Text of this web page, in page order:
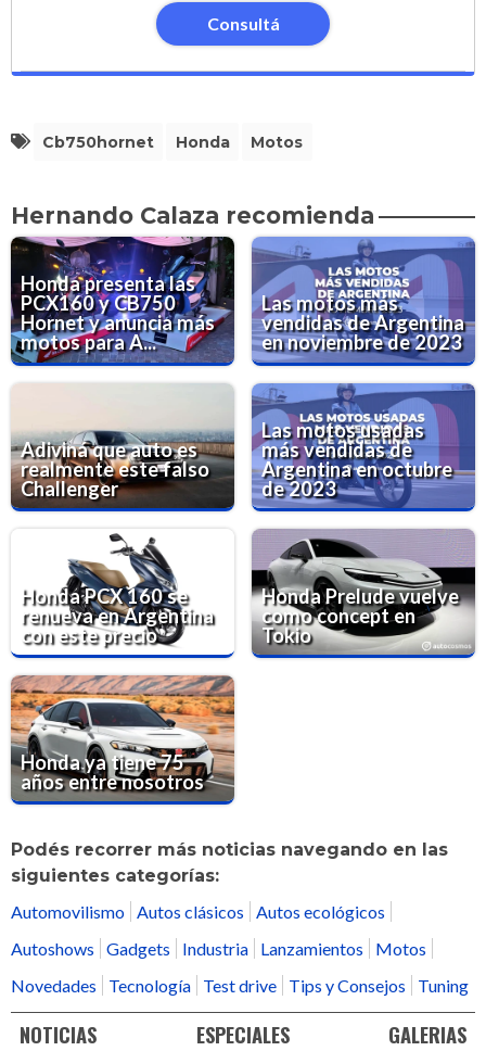
Consultá
Cb750hornet Honda Motos
Hernando Calaza recomienda
Honda presenta las
PCX160 y CB750
Hornet y anuncia más
motos para A...
Las motos más
vendidas de Argentina
en noviembre de 2023
Adiviná que auto es
realmente este falso
Challenger
Las motos usadas
más vendidas de
Argentina en octubre
de 2023
Honda PCX 160 se
renueva en Argentina
con este precio
Honda Prelude vuelve
como concept en
Tokio
Honda ya tiene 75
años entre nosotros
Podés recorrer más noticias navegando en las
siguientes categorías:
Automovilismo Autos clásicos
Autos ecológicos
Autoshows
Gadgets Industria Lanzamientos
Motos
Novedades
Tecnología Test drive Tips y Consejos Tuning
NOTICIAS ESPECIALES GALERIAS